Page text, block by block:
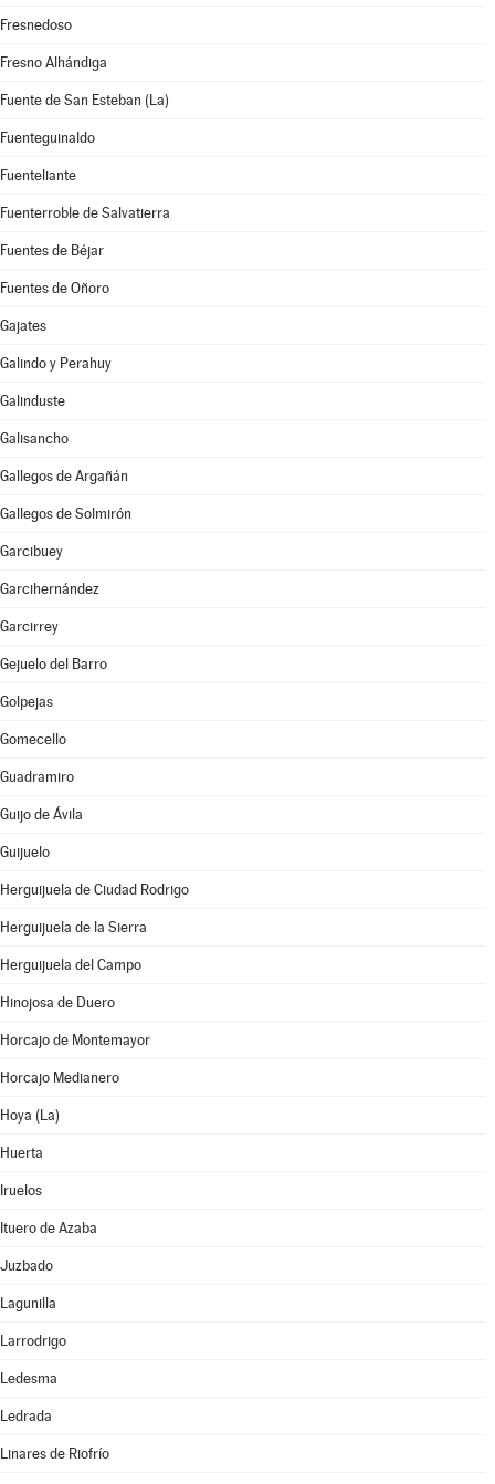
Fresnedoso
Fresno Alhándiga
Fuente de San Esteban (La)
Fuenteguinaldo
Fuenteliante
Fuenterroble de Salvatierra
Fuentes de Béjar
Fuentes de Oñoro
Gajates
Galindo y Perahuy
Galinduste
Galisancho
Gallegos de Argañán
Gallegos de Solmirón
Garcibuey
Garcihernández
Garcirrey
Gejuelo del Barro
Golpejas
Gomecello
Guadramiro
Guijo de Ávila
Guijuelo
Herguijuela de Ciudad Rodrigo
Herguijuela de la Sierra
Herguijuela del Campo
Hinojosa de Duero
Horcajo de Montemayor
Horcajo Medianero
Hoya (La)
Huerta
Iruelos
Ituero de Azaba
Juzbado
Lagunilla
Larrodrigo
Ledesma
Ledrada
Linares de Riofrío